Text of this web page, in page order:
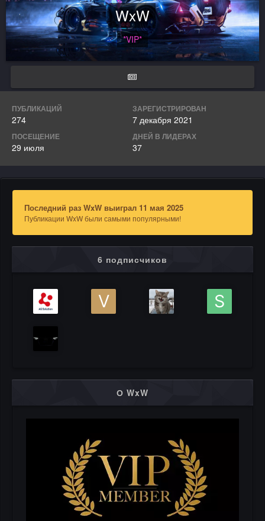
WxW
*VIP*
ПУБЛИКАЦИЙ
274
ЗАРЕГИСТРИРОВАН
7 декабря 2021
ПОСЕЩЕНИЕ
29 июля
ДНЕЙ В ЛИДЕРАХ
37
Последний раз WxW выиграл 11 мая 2025
Публикации WxW были самыми популярными!
6 подписчиков
О WxW